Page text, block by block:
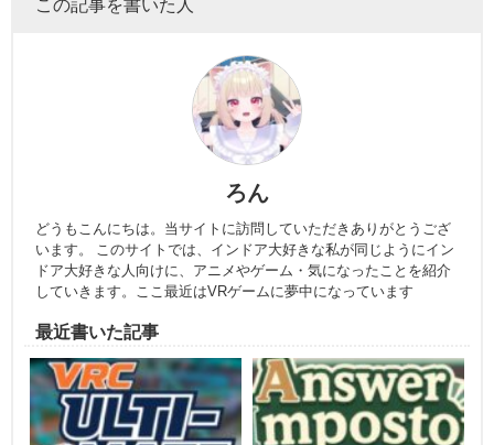
この記事を書いた人
ろん
どうもこんにちは。当サイトに訪問していただきありがとうござ
います。 このサイトでは、インドア大好きな私が同じようにイン
ドア大好きな人向けに、アニメやゲーム・気になったことを紹介
していきます。ここ最近はVRゲームに夢中になっています
最近書いた記事